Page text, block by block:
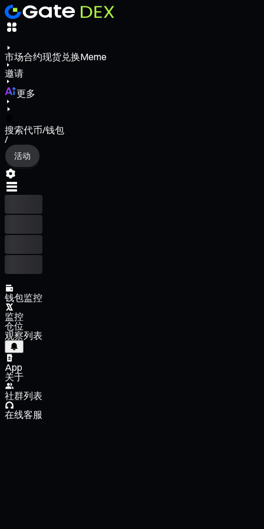
市场合约现货兑换Meme
邀请
更多
搜索代币/钱包
/
活动
钱包监控
监控
仓位
观察列表
App
关于
社群列表
在线客服